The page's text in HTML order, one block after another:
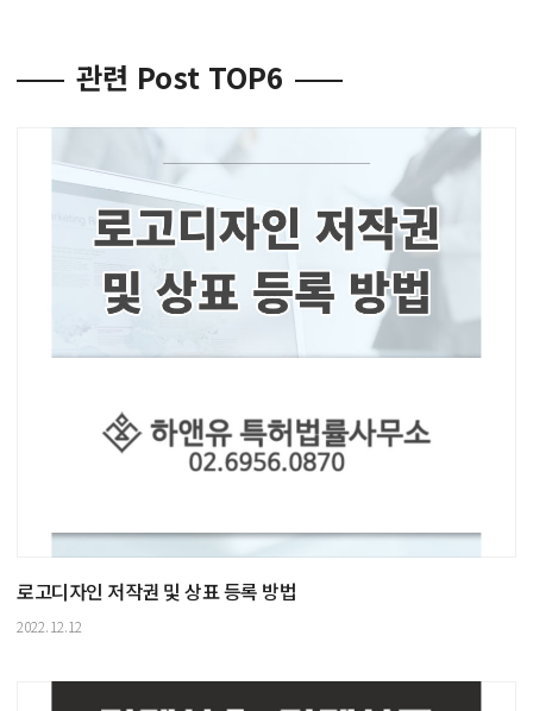
관련 Post TOP6
로고디자인 저작권 및 상표 등록 방법
2022.12.12